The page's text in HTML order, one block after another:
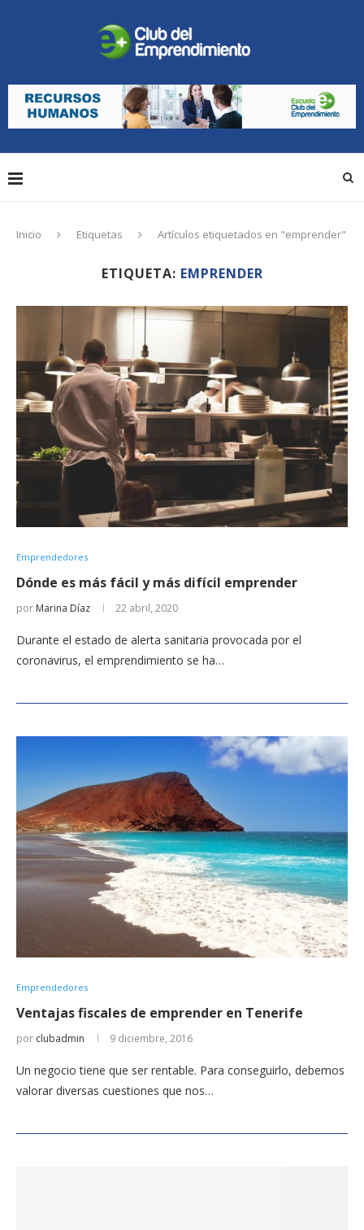
Inicio Etiquetas Artículos etiquetados en "emprender"
ETIQUETA: EMPRENDER
Emprendedores
Dónde es más fácil y más difícil emprender
por Marina Díaz 22 abril, 2020
Durante el estado de alerta sanitaria provocada por el
coronavirus, el emprendimiento se ha…
Emprendedores
Ventajas fiscales de emprender en Tenerife
por clubadmin 9 diciembre, 2016
Un negocio tiene que ser rentable. Para conseguirlo, debemos
valorar diversas cuestiones que nos…